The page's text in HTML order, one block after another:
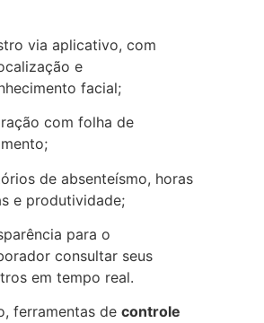
via aplicativo, com
e
facial;
com folha de
de absenteísmo, horas
e produtividade;
para o
consultar seus
em tempo real.
ferramentas de controle